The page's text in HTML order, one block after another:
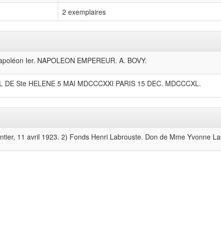
2 exemplaires
Ier. NAPOLEON EMPEREUR. A. BOVY.
DE Ste HELENE 5 MAI MDCCCXXI PARIS 15 DEC. MDCCCXL.
11 avril 1923. 2) Fonds Henri Labrouste. Don de Mme Yvonne